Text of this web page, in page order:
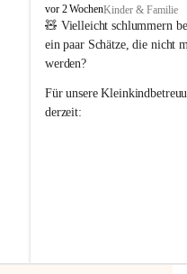
F
r
a
x
r
n
vor 2 WochenKinder & Familie
🧸 Vielleicht schlummern
ein paar Schätze, die nicht
werden?
Für unsere
derzeit: